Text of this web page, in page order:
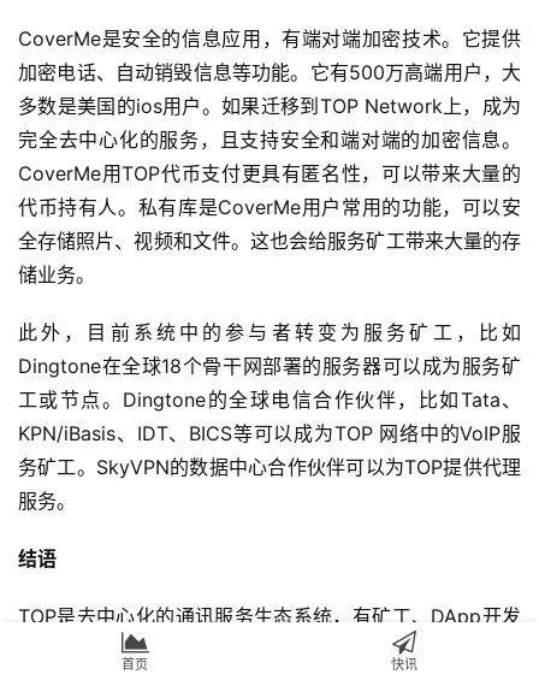
CoverMe是安全的信息应用，有端对端加密技术。它提供
加密电话、自动销毁信息等功能。它有500万高端用户，大
多数是美国的ios用户。如果迁移到TOP Network上，成为
完全去中心化的服务，且支持安全和端对端的加密信息。
CoverMe用TOP代币支付更具有匿名性，可以带来大量的
代币持有人。私有库是CoverMe用户常用的功能，可以安
全存储照片、视频和文件。这也会给服务矿工带来大量的存
储业务。
此外，目前系统中的参与者转变为服务矿工，比如
Dingtone在全球18个骨干网部署的服务器可以成为服务矿
工或节点。Dingtone的全球电信合作伙伴，比如Tata、
KPN/iBasis、IDT、BICS等可以成为TOP 网络中的VoIP服
务矿工。SkyVPN的数据中心合作伙伴可以为TOP提供代理
服务。
结语
TOP是去中心化的通讯服务生态系统，有矿工、DApp开发
者、用户和基金会。本质上来说，它给通讯服务的应用开发
首页 快讯